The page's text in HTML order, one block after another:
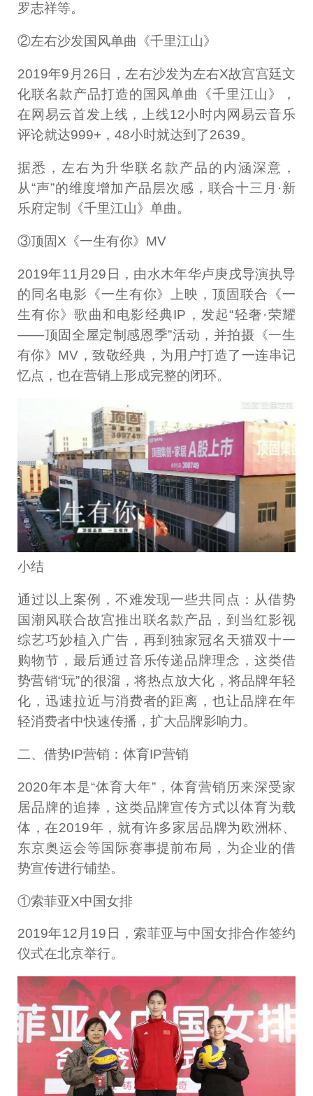
罗志祥等。
②左右沙发国风单曲《千里江山》
2019年9月26日，左右沙发为左右X故宫宫廷文
化联名款产品打造的国风单曲《千里江山》，
在网易云首发上线，上线12小时内网易云音乐
评论就达999+，48小时就达到了2639。
据悉，左右为升华联名款产品的内涵深意，
从“声”的维度增加产品层次感，联合十三月·新
乐府定制《千里江山》单曲。
③顶固X《一生有你》MV
2019年11月29日，由水木年华卢庚戌导演执导
的同名电影《一生有你》上映，顶固联合《一
生有你》歌曲和电影经典IP，发起“轻奢·荣耀
——顶固全屋定制感恩季”活动，并拍摄《一生
有你》MV，致敬经典，为用户打造了一连串记
忆点，也在营销上形成完整的闭环。
小结
通过以上案例，不难发现一些共同点：从借势
国潮风联合故宫推出联名款产品，到当红影视
综艺巧妙植入广告，再到独家冠名天猫双十一
购物节，最后通过音乐传递品牌理念，这类借
势营销“玩”的很溜，将热点放大化，将品牌年轻
化，迅速拉近与消费者的距离，也让品牌在年
轻消费者中快速传播，扩大品牌影响力。
二、借势IP营销：体育IP营销
2020年本是“体育大年”，体育营销历来深受家
居品牌的追捧，这类品牌宣传方式以体育为载
体，在2019年，就有许多家居品牌为欧洲杯、
东京奥运会等国际赛事提前布局，为企业的借
势宣传进行铺垫。
①索菲亚X中国女排
2019年12月19日，索菲亚与中国女排合作签约
仪式在北京举行。